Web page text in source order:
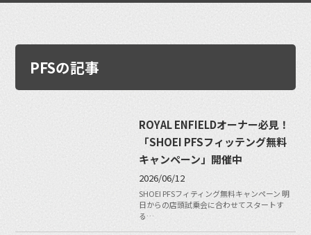
PFSの記事
ROYAL ENFIELDオーナー必見！
「SHOEI PFSフィッテング無料
キャンペーン」開催中
2026/06/12
SHOEI PFSフィティング無料キャンペーン 明
日からの店頭試乗会に合わせてスタートす
る…